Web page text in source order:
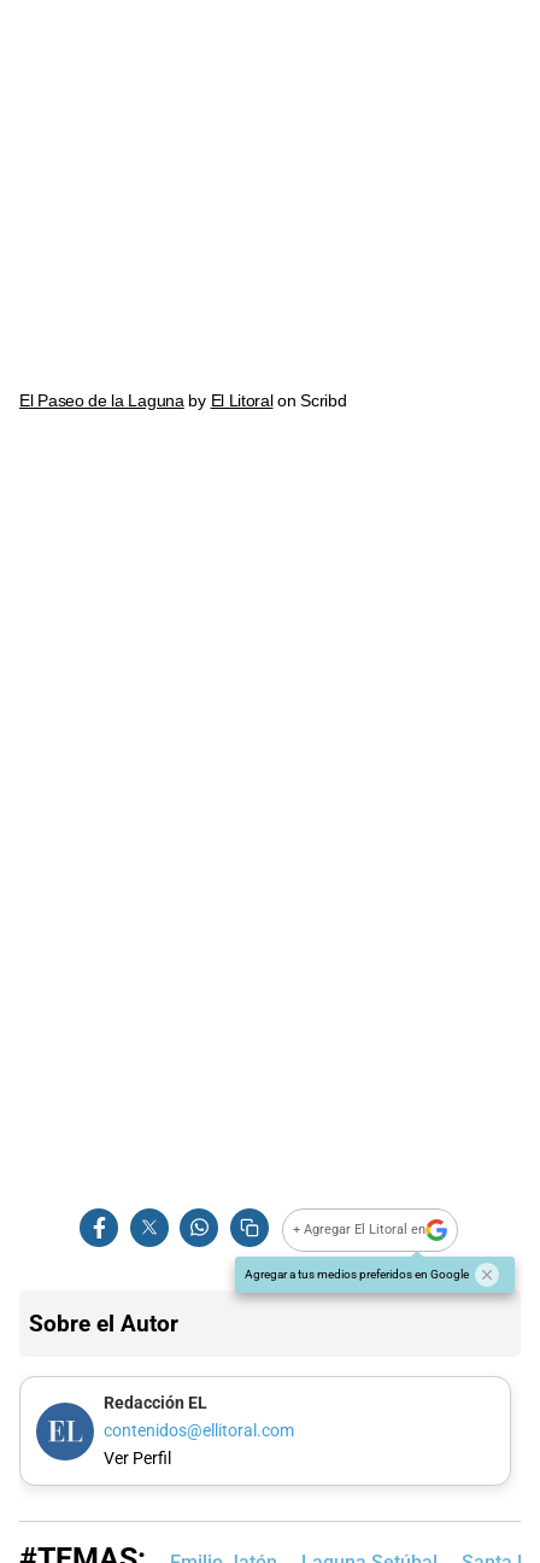
El Paseo de la Laguna by El Litoralon Scribd
+ Agregar El Litoral en
Agregar a tus medios preferidos en Google
Sobre el Autor
Redacción EL
contenidos@ellitoral.com
Ver Perfil